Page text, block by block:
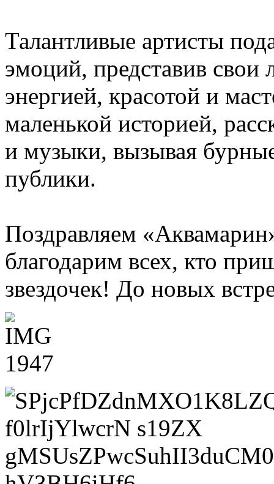
Талантливые артисты
эмоций, представив
энергией, красотой и
маленькой историей,
и музыки, вызывая
публики.
Поздравляем
благодарим всех, кто
звездочек! До новых